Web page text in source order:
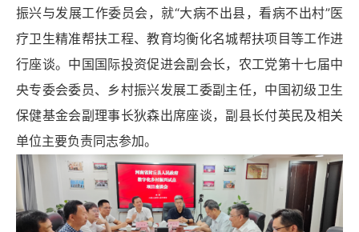
振兴与发展工作委员会，就“大病不出县，看病不出村”医
疗卫生精准帮扶工程、教育均衡化名城帮扶项目等工作进
行座谈。中国国际投资促进会副会长，农工党第十七届中
央专委会委员、乡村振兴发展工委副主任，中国初级卫生
保健基金会副理事长狄森出席座谈，副县长付英民及相关
单位主要负责同志参加。